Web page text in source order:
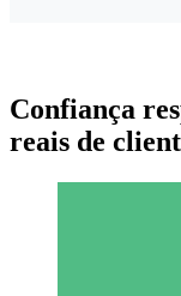
Confiança
reais de